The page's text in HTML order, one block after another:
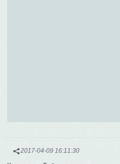
2017-04-09 16:11:30